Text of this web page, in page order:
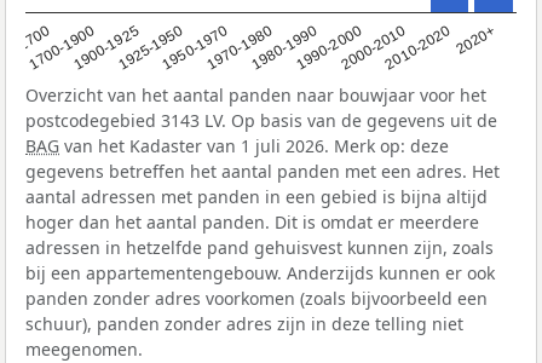
<1700
1700-19001900-19251925-19501950-19701970-19801980-19901990-20002000-20102010-20202020+
Overzicht van het aantal panden naar bouwjaar voor het
postcodegebied 3143 LV. Op basis van de gegevens uit de
BAG van het Kadaster van 1 juli 2026. Merk op: deze
gegevens betreffen het aantal panden met een adres. Het
aantal adressen met panden in een gebied is bijna altijd
hoger dan het aantal panden. Dit is omdat er meerdere
adressen in hetzelfde pand gehuisvest kunnen zijn, zoals
bij een appartementengebouw. Anderzijds kunnen er ook
panden zonder adres voorkomen (zoals bijvoorbeeld een
schuur), panden zonder adres zijn in deze telling niet
meegenomen.